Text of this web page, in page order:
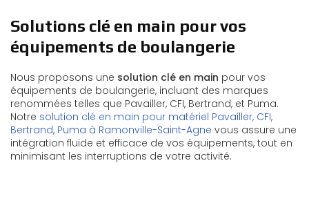
Solutions clé en main pour vos
équipements de boulangerie
Nous proposons une solution clé en main pour vos
équipements de boulangerie, incluant des marques
renommées telles que Pavailler, CFI, Bertrand, et Puma.
Notre solution clé en main pour matériel Pavailler, CFI,
Bertrand, Puma à Ramonville-Saint-Agne vous assure une
intégration fluide et efficace de vos équipements, tout en
minimisant les interruptions de votre activité.